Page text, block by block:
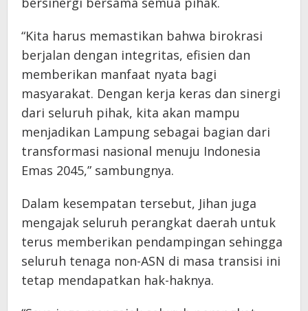
“Kita harus memastikan bahwa birokrasi
berjalan dengan integritas, efisien dan
memberikan manfaat nyata bagi
masyarakat. Dengan kerja keras dan sinergi
dari seluruh pihak, kita akan mampu
menjadikan Lampung sebagai bagian dari
transformasi nasional menuju Indonesia
Emas 2045,” sambungnya.
Dalam kesempatan tersebut, Jihan juga
mengajak seluruh perangkat daerah untuk
terus memberikan pendampingan sehingga
seluruh tenaga non-ASN di masa transisi ini
tetap mendapatkan hak-haknya.